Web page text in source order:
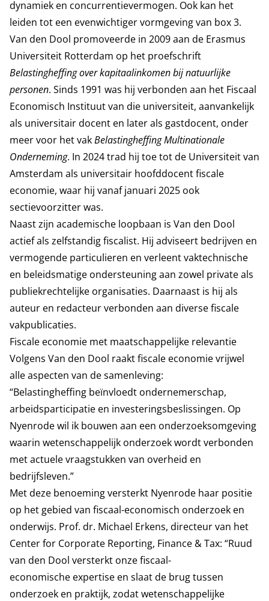
dynamiek en concurrentievermogen. Ook kan het
leiden tot een evenwichtiger vormgeving van box 3.
Van den Dool promoveerde in 2009 aan de Erasmus
Universiteit Rotterdam op het proefschrift
Belastingheffing over kapitaalinkomen bij natuurlijke
personen. Sinds 1991 was hij verbonden aan het Fiscaal
Economisch Instituut van die universiteit, aanvankelijk
als universitair docent en later als gastdocent, onder
meer voor het vakBelastingheffing Multinationale
Onderneming. In 2024 trad hij toe tot de Universiteit van
Amsterdam als universitair hoofddocent fiscale
economie, waar hij vanaf januari 2025 ook
sectievoorzitter was.
Naast zijn academische loopbaan is Van den Dool
actief als zelfstandig fiscalist. Hij adviseert bedrijven en
vermogende particulieren en verleent vaktechnische
en beleidsmatige ondersteuning aan zowel private als
publiekrechtelijke organisaties. Daarnaast is hij als
auteur en redacteur verbonden aan diverse fiscale
vakpublicaties.
Fiscale economie met maatschappelijke relevantie
Volgens Van den Dool raakt fiscale economie vrijwel
alle aspecten van de samenleving:
“Belastingheffing beïnvloedt ondernemerschap,
arbeidsparticipatie en investeringsbeslissingen. Op
Nyenrode wil ik bouwen aan een onderzoeksomgeving
waarin wetenschappelijk onderzoek wordt verbonden
met actuele vraagstukken van overheid en
bedrijfsleven.”
Met deze benoeming versterkt Nyenrode haar positie
op het gebied van fiscaal-economisch onderzoek en
onderwijs. Prof. dr. Michael Erkens, directeur van het
Center for Corporate Reporting, Finance & Tax: “Ruud
van den Dool versterkt onze fiscaal-
economische expertise en slaat de brug tussen
onderzoek en praktijk, zodat wetenschappelijke